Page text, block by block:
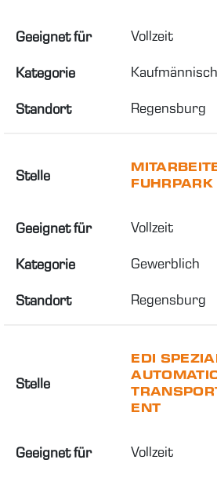
Geeignet für Vollzeit
Kategorie Kaufmännisch
Standort Regensburg
Stelle
Geeignet für Vollzeit
Kategorie Gewerblich
Standort Regensburg
Stelle
EDI
ENT
Geeignet für Vollzeit